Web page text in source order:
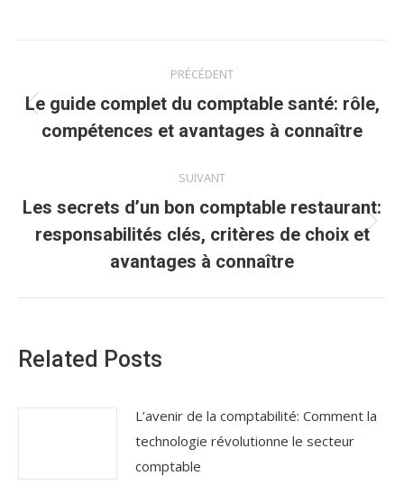
article
PRÉCÉDENT
Article
précédent
Le guide complet du comptable santé: rôle,
compétences et avantages à connaître
SUIVANT
Article
suivant
Les secrets d’un bon comptable restaurant:
responsabilités clés, critères de choix et
avantages à connaître
Related Posts
L’avenir de la comptabilité: Comment la
technologie révolutionne le secteur
comptable